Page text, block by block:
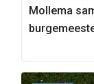
Mollema